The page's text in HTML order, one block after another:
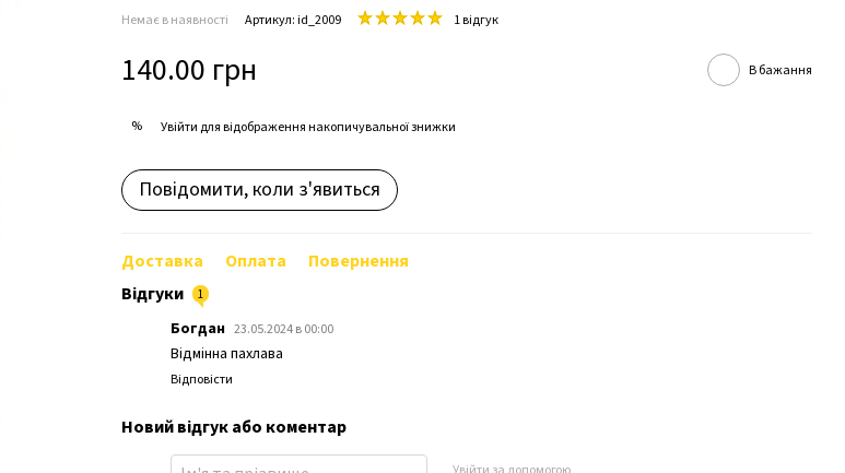
Немає в наявності Артикул: id_2009 1 відгук
140.00 грн В бажання
% Увійтидля відображення накопичувальної знижки
Повідомити, коли з'явиться
Доставка Оплата
Повернення
Відгуки
1
Богдан 23.05.2024 в 00:00
Відмінна пахлава
Відповісти
Новий відгук або коментар